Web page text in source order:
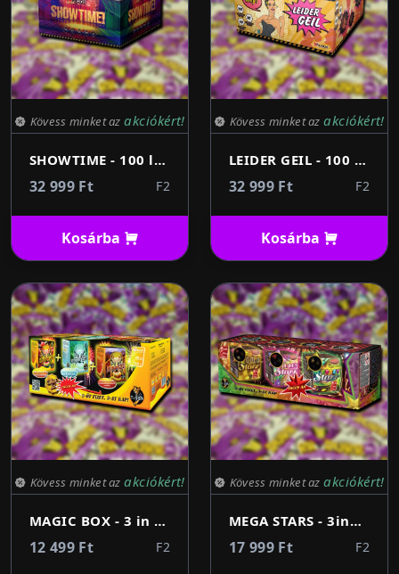
Kövess minket azakciókért!
SHOWTIME - 100 lövés 20mm
32 999 Ft F2
Kosárba
Kövess minket azakciókért!
LEIDER GEIL - 100 lövés 20mm
32 999 Ft F2
Kosárba
Kövess minket azakciókért!
MAGIC BOX - 3 in 1 /Gold, Silver, Bronze/ 48 lövés 20mm
12 499 Ft F2
Kövess minket azakciókért!
MEGA STARS - 3in1 75 lövés 20mm /Gold Stars, Lucky Stars, Crazy Stars/
17 999 Ft F2